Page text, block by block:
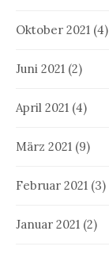
Oktober 2021 (4)
Juni 2021 (2)
April 2021 (4)
März 2021 (9)
Februar 2021 (3)
Januar 2021 (2)